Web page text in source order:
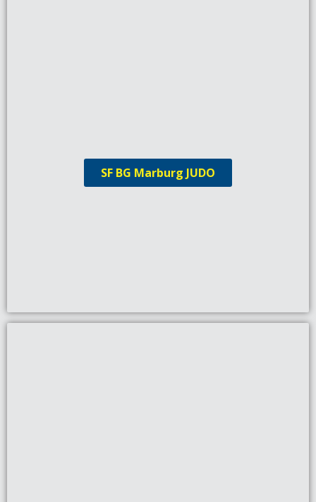
SF BG Marburg JUDO